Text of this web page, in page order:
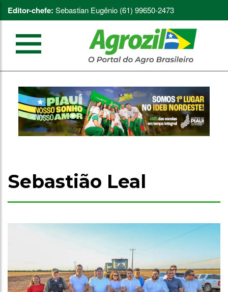
Editor-chefe: Sebastian Eugênio (61) 99650-2473
Sebastião Leal